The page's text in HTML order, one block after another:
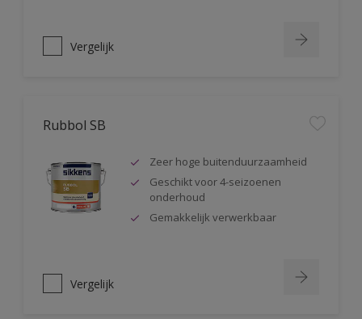
Vergelijk
Rubbol SB
Zeer hoge buitenduurzaamheid
Geschikt voor 4-seizoenen
onderhoud
Gemakkelijk verwerkbaar
Vergelijk